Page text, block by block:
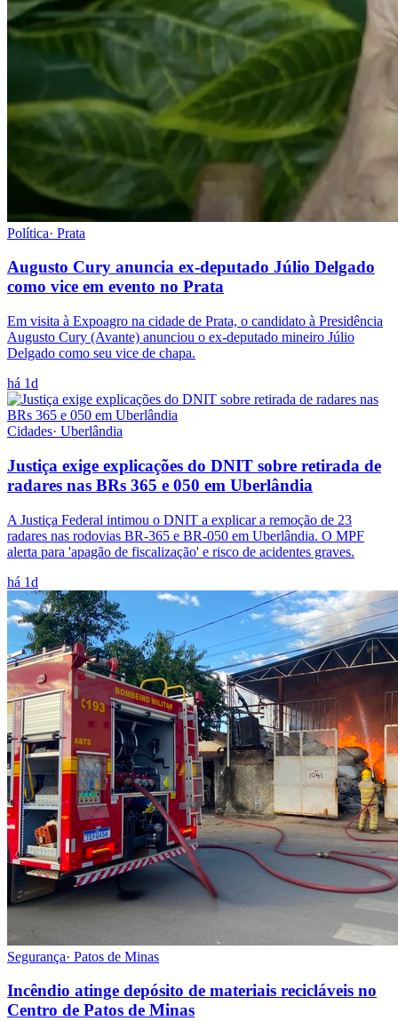
Política· Prata
Augusto Cury anuncia ex-deputado Júlio Delgado
como vice em evento no Prata
Em visita à Expoagro na cidade de Prata, o candidato à Presidência
Augusto Cury (Avante) anunciou o ex-deputado mineiro Júlio
Delgado como seu vice de chapa.
há 1d
Cidades· Uberlândia
Justiça exige explicações do DNIT sobre retirada de
radares nas BRs 365 e 050 em Uberlândia
A Justiça Federal intimou o DNIT a explicar a remoção de 23
radares nas rodovias BR-365 e BR-050 em Uberlândia. O MPF
alerta para 'apagão de fiscalização' e risco de acidentes graves.
há 1d
Segurança· Patos de Minas
Incêndio atinge depósito de materiais recicláveis no
Centro de Patos de Minas